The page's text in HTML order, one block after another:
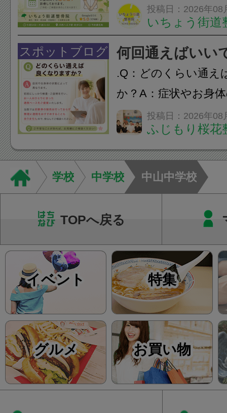
長時間の運転などで
痛・足の疲れが出や
いちょう街道整骨院
も通常通り診療して
みの...
投稿日：2026年08
いちょう街道
スポットブログ 何回通えばいい
.Q：どのくらい通え
か？A：症状やお身
異なります。初回に
ご説明を行い、お一
った通院ペースをご
す。当院では回数券
て...
投稿日：2026年08
ふじもり桜花
学校 中学校 中山中学校
TOPへ戻る
イベント 特集
グルメ お買い物